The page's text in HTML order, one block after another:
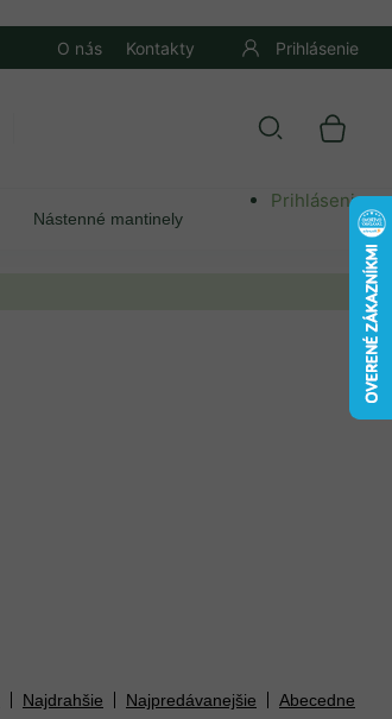
O nás Kontakty Prihlásenie
Nástenné mantinely
Prihlásenie
Najdrahšie Najpredávanejšie Abecedne